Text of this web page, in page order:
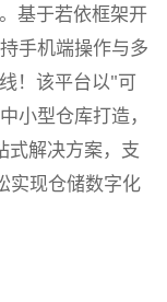
基于若依框架开
手机端操作与多
！该平台以"可
小型仓库打造，
式解决方案，支
实现仓储数字化